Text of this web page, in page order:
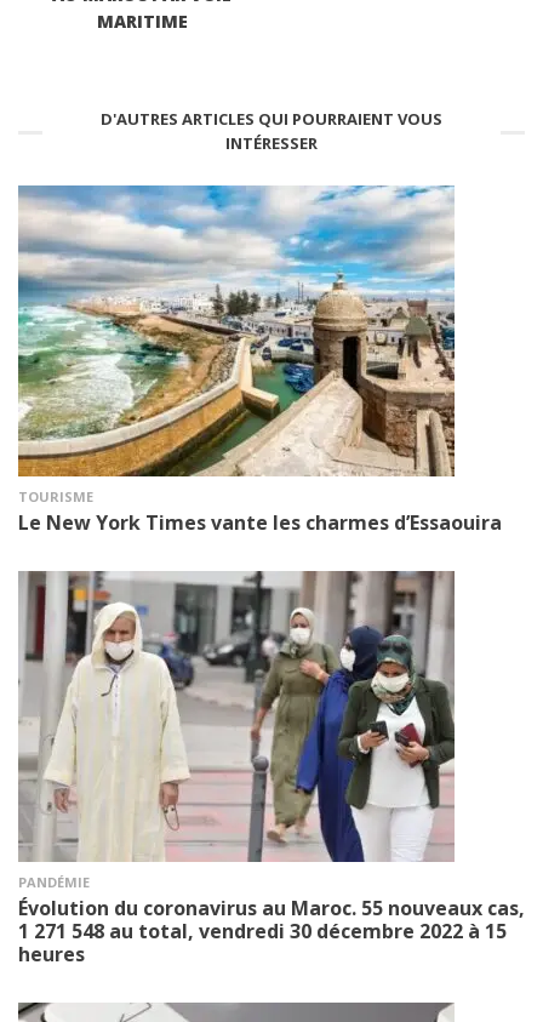
MARITIME
D'AUTRES ARTICLES QUI POURRAIENT VOUS
INTÉRESSER
TOURISME
Le New York Times vante les charmes d’Essaouira
PANDÉMIE
Évolution du coronavirus au Maroc. 55 nouveaux cas,
1 271 548 au total, vendredi 30 décembre 2022 à 15
heures